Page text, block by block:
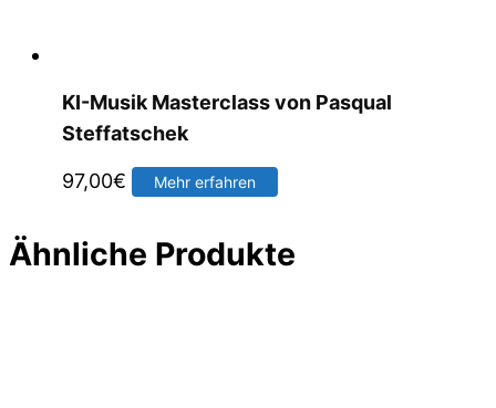
KI-Musik Masterclass von Pasqual
Steffatschek
97,00€ Mehr erfahren
Ähnliche Produkte